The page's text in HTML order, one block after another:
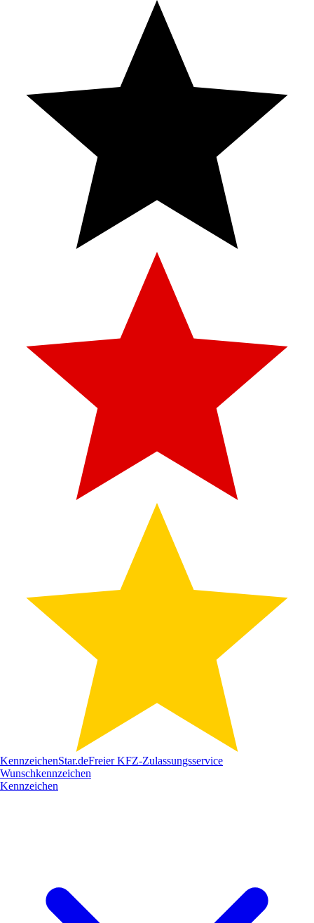
KennzeichenStar.deFreier KFZ-Zulassungsservice
Wunschkennzeichen
Kennzeichen